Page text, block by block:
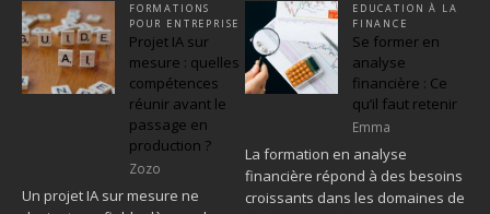
FORMATIONS
POUR ENTREPRISE
Projet IA sur
mesure : quelles
compétences
réunir avant le
passage en
production ?
Zozo
Un projet IA sur mesure ne
EDUCATION À LA
FINANCE
Se former en
analyse
financière : Ce
qu’il faut retenir
Emma
La formation en analyse
financière répond à des besoins
croissants dans les domaines de